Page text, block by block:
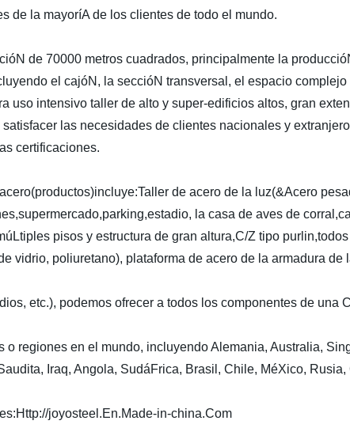
de la mayoríA de los clientes de todo el mundo.
de 70000 metros cuadrados, principalmente la
el cajóN, la seccióN transversal, el espacio
uso intensivo taller de alto y super-edificios altos, gran
las necesidades de clientes nacionales y
certificaciones.
de acero de la luz(&Acero
la casa de aves de
pisos y estructura de gran altura,C/Z tipo
vidrio, poliuretano), plataforma de acero de la armadura
etc.), podemos ofrecer a todos los componentes de una
o regiones en el mundo, incluyendo Alemania, Australia,
Iraq, Angola, SudáFrica, Brasil, Chile, MéXico,
joyosteel.En.Made-in-china.Com